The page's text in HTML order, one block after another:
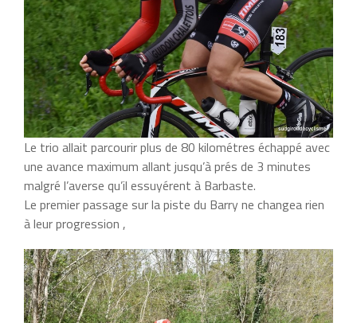
Le trio allait parcourir plus de 80 kilométres échappé avec
une avance maximum allant jusqu’à prés de 3 minutes
malgré l’averse qu’il essuyérent à Barbaste.
Le premier passage sur la piste du Barry ne changea rien
à leur progression ,